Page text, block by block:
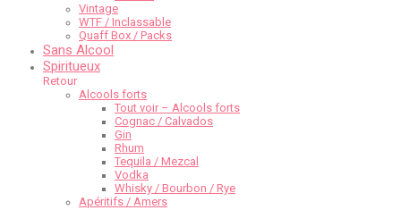
Vintage
WTF / Inclassable
Quaff Box / Packs
Sans Alcool
Spiritueux
Retour
Alcools forts
Tout voir – Alcools forts
Cognac / Calvados
Gin
Rhum
Tequila / Mezcal
Vodka
Whisky / Bourbon / Rye
Apéritifs / Amers